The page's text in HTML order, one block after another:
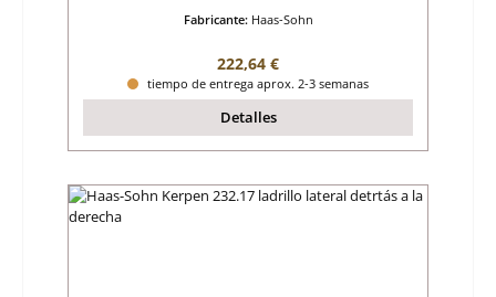
Fabricante: Haas-Sohn
Precio normal:
222,64 €
tiempo de entrega aprox. 2-3 semanas
Detalles